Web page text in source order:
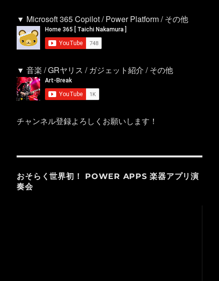
▼ Microsoft 365 Copilot / Power Platform / その他
▼ 音楽 / GRヤリス / ガジェット紹介 / その他
チャンネル登録よろしくお願いします！
おそらく世界初！ POWER APPS 楽器アプリ演
奏会